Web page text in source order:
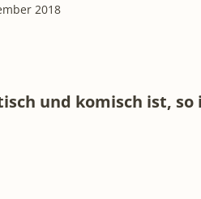
2018
und komisch ist,